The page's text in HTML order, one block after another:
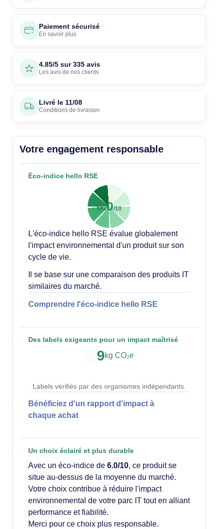
Paiement sécurisé
En savoir plus
4.85/5 sur 335 avis
Les avis de nos clients
Livré le 11/08
Conditions de livraison
Votre engagement responsable
Éco-indice hello RSE
6.0/10
L'éco-indice hello RSE évalue globalement
l'impact environnemental d'un produit sur son
cycle de vie.
Il se base sur une comparaison des produits IT
similaires du marché.
Comprendre l'éco-indice hello RSE
Des labels exigeants pour un impact maîtrisé
9kg CO₂e
Labels vérifiés par des organismes indépendants.
Bénéficiez d'un rapport d'impact à
chaque achat
Un choix éclairé et plus durable
Avec un éco-indice de 6.0/10, ce produit se
situe au-dessus de la moyenne du marché.
Votre choix contribue à réduire l'impact
environnemental de votre parc IT tout en alliant
performance et fiabilité.
Merci pour ce choix plus responsable.